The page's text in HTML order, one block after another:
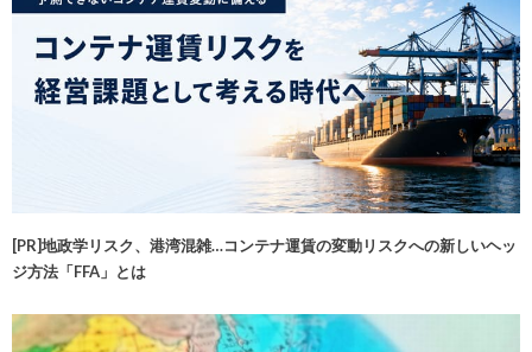
[PR]地政学リスク、港湾混雑…コンテナ運賃の変動リスクへの新しいヘッ
ジ方法「FFA」とは